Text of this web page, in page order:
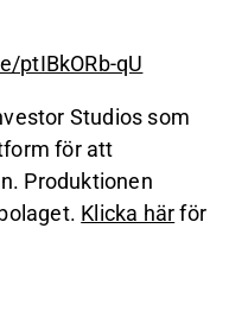
ptIBkORb-qU
Studios som
för att
Produktionen
Klicka härför